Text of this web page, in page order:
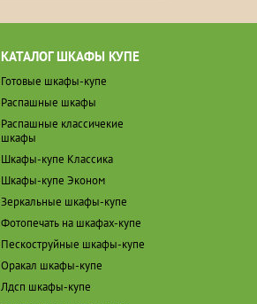
КАТАЛОГ ШКАФЫ КУПЕ
Готовые шкафы-купе
Распашные шкафы
Распашные классичекие
шкафы
Шкафы-купе Классика
Шкафы-купе Эконом
Зеркальные шкафы-купе
Фотопечать на шкафах-купе
Пескоструйные шкафы-купе
Оракал шкафы-купе
Лдсп шкафы-купе